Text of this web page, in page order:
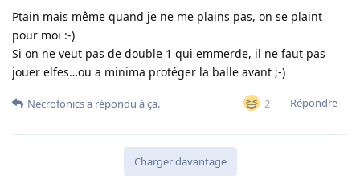
Ptain mais même quand je ne me plains pas, on se plaint
pour moi :-)
Si on ne veut pas de double 1 qui emmerde, il ne faut pas
jouer elfes…ou a minima protéger la balle avant ;-)
2 Répondre
Necrofonicsa répondu à ça.
Charger davantage